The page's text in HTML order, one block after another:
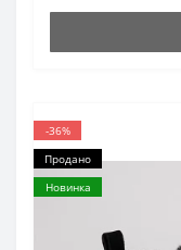
-36%
Продано
Новинка